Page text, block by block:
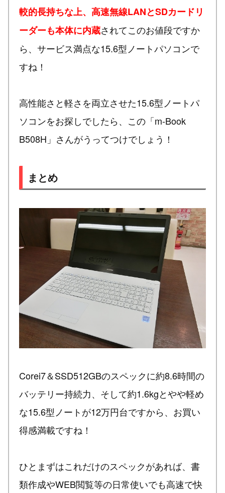
較的長持ちな上、高速無線LANとSDカードリ
ーダーも本体に内蔵されてこのお値段ですか
ら、サービス満点な15.6型ノートパソコンで
すね！
高性能さと軽さを両立させた15.6型ノートパ
ソコンをお探しでしたら、この「m-Book
B508H」さんがうってつけでしょう！
まとめ
Corei7＆SSD512GBのスペックに約8.6時間の
バッテリー持続力、そして約1.6kgとやや軽め
な15.6型ノートが12万円台ですから、お買い
得感満載ですね！
ひとまずはこれだけのスペックがあれば、書
類作成やWEB閲覧等の日常使いでも高速で快